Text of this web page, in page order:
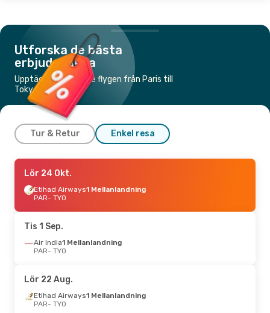
Utforska de bästa
erbjudandena
Upptäck de billigaste flygen från Paris till
Tokyo
Tur & Retur Enkel resa
Sön 16 Aug.
Etihad Airways
1 Mellanlandning
Etihad Airways
1 Mellanlandning
TYO- PAR
Lör 24 Okt.
Etihad Airways1 Mellanlandning
PAR- TYO
Tis 1 Sep.
Air India1 Mellanlandning
PAR- TYO
Lör 22 Aug.
Etihad Airways1 Mellanlandning
PAR- TYO